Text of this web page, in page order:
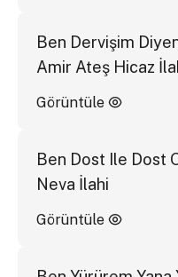
Ben Dervişim
Amir Ateş Hicaz
Görüntüle
Ben Dost Ile Dost
Neva İlahi
Görüntüle